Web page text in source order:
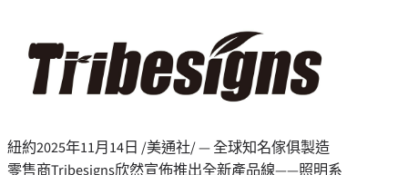
紐約2025年11月14日 /美通社/ — 全球知名傢俱製造
零售商Tribesigns欣然宣佈推出全新產品線——照明系